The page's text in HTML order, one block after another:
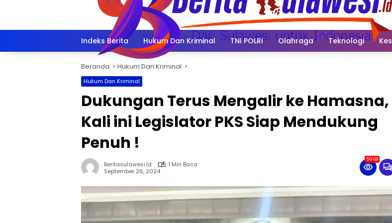
Indeks Berita Hukum Dan Kriminal TNI POLRI Olahraga Teknologi
Beranda Hukum Dan Kriminal
Hukum Dan Kriminal
Dukungan Terus Mengalir ke Hamasna,
Kali ini Legislator PKS Siap Mendukung
Penuh !
Beritasulawesi.id
1 Min Baca
September 26, 2024
5968